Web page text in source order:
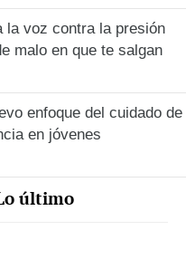
la voz contra la presión
malo en que te salgan
enfoque del cuidado de
en jóvenes
último